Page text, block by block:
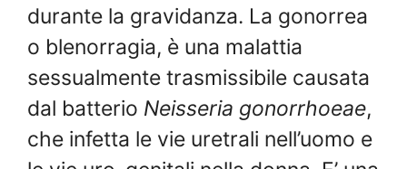
durante la gravidanza. La gonorrea
o blenorragia, è una malattia
sessualmente trasmissibile causata
dal batterio Neisseria gonorrhoeae,
che infetta le vie uretrali nell’uomo e